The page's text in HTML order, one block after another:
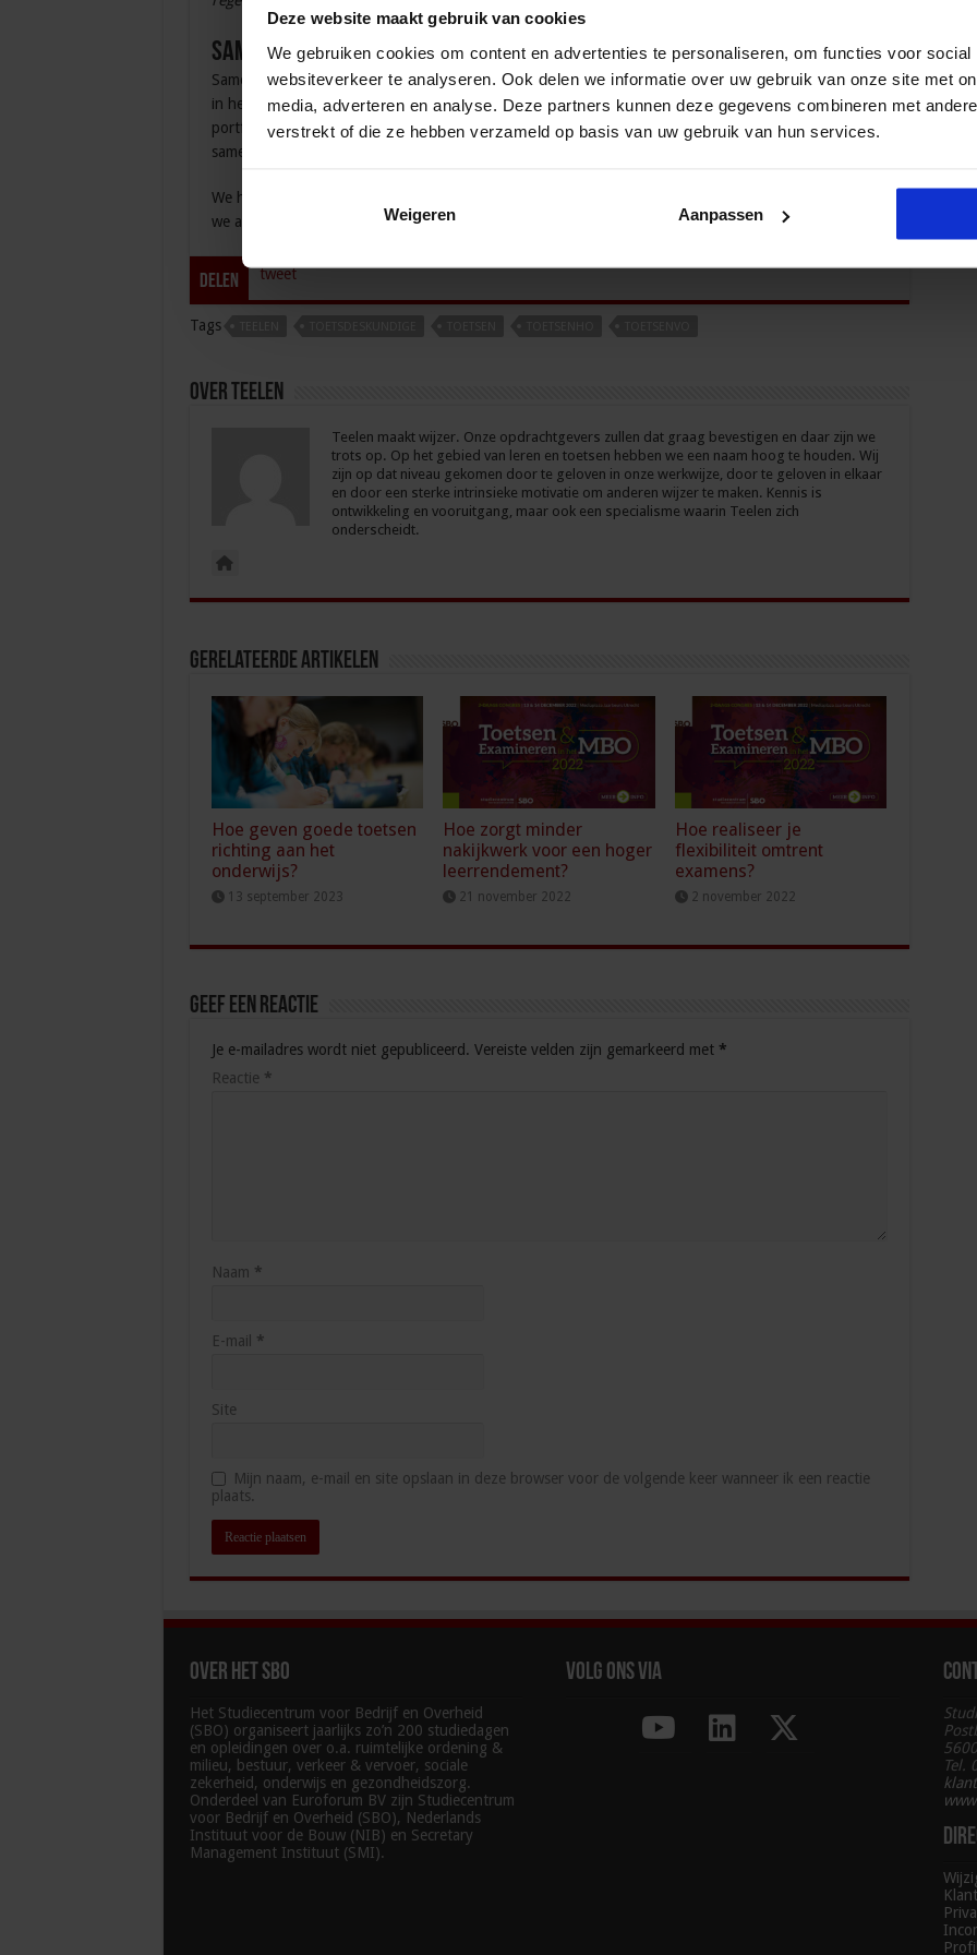
Deze website maakt gebruik van cookies
We gebruiken cookies om content en advertenties te personaliseren, om functies voor
websiteverkeer te analyseren. Ook delen we informatie over uw gebruik van onze site met
media, adverteren en analyse. Deze partners kunnen deze gegevens combineren met
verstrekt of die ze hebben verzameld op basis van uw gebruik van hun services.
Weigeren Aanpassen
Samen bereik je meer!
Samen werken aan en met eenzelfde beoordelingsprocedure en beoordelingsformulier geeft eenheid
in het werkveld. Door beoordelingsresultaten van beide organisaties te bundelen, wordt het aantal
portfolio’s hoger en zijn aanpassingen ook beter gefundeerd. Cito en Teelen willen deze
samenwerking dan ook zeker voortzetten.
We hebben moeten werken, we hebben ervan geleerd, maar het resultaat mag er zijn: Uiteindelijk zijn
we alle 10 geslaagd en ingeschreven in het NVE-register!
Delen tweet
Tags
Over Teelen
Teelen maakt wijzer. Onze opdrachtgevers zullen dat graag bevestigen en daar zijn we
trots op. Op het gebied van leren en toetsen hebben we een naam hoog te houden. Wij
zijn op dat niveau gekomen door te geloven in onze werkwijze, door te geloven in elkaar
en door een sterke intrinsieke motivatie om anderen wijzer te maken. Kennis is
ontwikkeling en vooruitgang, maar ook een specialisme waarin Teelen zich
onderscheidt.
Gerelateerde Artikelen
Hoe geven goede toetsen
richting aan het
onderwijs?
13 september 2023
Hoe zorgt minder
nakijkwerk voor een hoger
leerrendement?
21 november 2022
Hoe realiseer je
flexibiliteit omtrent
examens?
2 november 2022
Geef een reactie
Je e-mailadres wordt niet gepubliceerd. Vereiste velden zijn gemarkeerd met *
Reactie *
Naam *
E-mail *
Site
Mijn naam, e-mail en site opslaan in deze browser voor de volgende keer wanneer ik een reactie
plaats.
Over het SBO
Het Studiecentrum voor Bedrijf en Overheid
(SBO) organiseert jaarlijks zo’n 200 studiedagen
en opleidingen over o.a. ruimtelijke ordening &
milieu, bestuur, verkeer & vervoer, sociale
zekerheid, onderwijs en gezondheidszorg.
Onderdeel van Euroforum BV zijn Studiecentrum
voor Bedrijf en Overheid (SBO), Nederlands
Instituut voor de Bouw (NIB) en Secretary
Management Instituut (SMI).
Volg ons via
Tel.